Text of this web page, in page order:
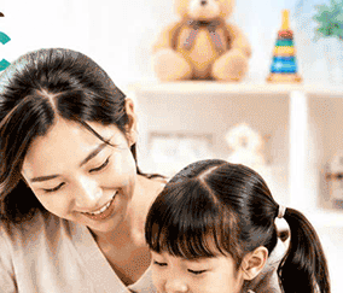
hoặc đặt
lý, theo dõi
Nhi